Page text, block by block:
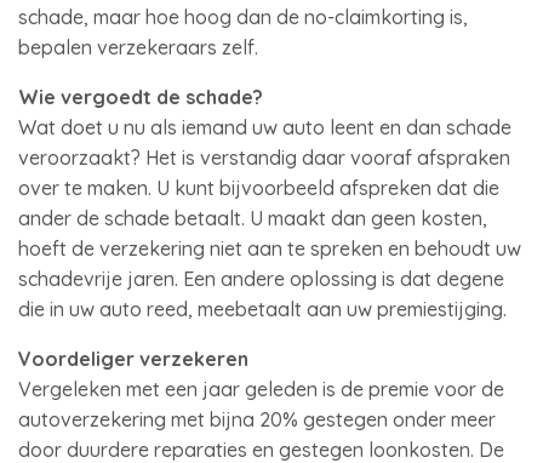
schade, maar hoe hoog dan de no-claimkorting is,
bepalen verzekeraars zelf.
Wie vergoedt de schade?
Wat doet u nu als iemand uw auto leent en dan schade
veroorzaakt? Het is verstandig daar vooraf afspraken
over te maken. U kunt bijvoorbeeld afspreken dat die
ander de schade betaalt. U maakt dan geen kosten,
hoeft de verzekering niet aan te spreken en behoudt uw
schadevrije jaren. Een andere oplossing is dat degene
die in uw auto reed, meebetaalt aan uw premiestijging.
Voordeliger verzekeren
Vergeleken met een jaar geleden is de premie voor de
autoverzekering met bijna 20% gestegen onder meer
door duurdere reparaties en gestegen loonkosten. De